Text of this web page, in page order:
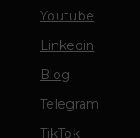
Youtube
Linkedin
Blog
Telegram
TikTok